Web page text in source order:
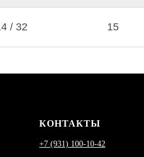
/ 32 15
КОНТАКТЫ
+7 (931) 100-10-42